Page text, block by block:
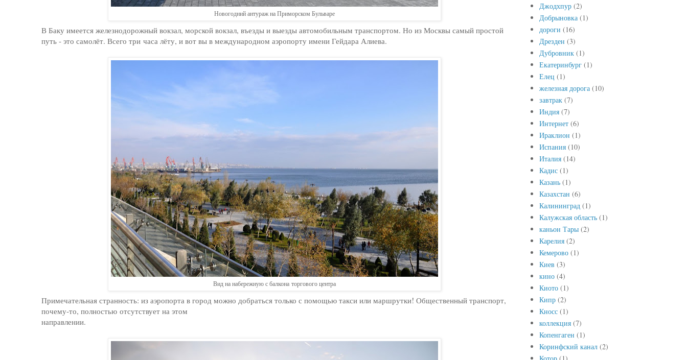
Новогодний антураж на Приморском Бульваре
В Баку имеется железнодорожный вокзал, морской вокзал, въезды и выезды автомобильным транспортом. Но из Москвы самый простой
путь - это самолёт. Всего три часа лёту, и вот вы в международном аэропорту имени Гейдара Алиева.
Вид на набережную с балкона торгового центра
Примечательная странность: из аэропорта в город можно добраться только с помощью такси или маршрутки! Общественный транспорт,
почему-то, полностью отсутствует на этом
направлении.
Джодхпур (2)
Добрыновка (1)
дороги (16)
Дрезден (3)
Дубровник (1)
Екатеринбург (1)
Елец (1)
железная дорога (10)
завтрак (7)
Индия (7)
Интернет (6)
Ираклион (1)
Испания (10)
Италия (14)
Кадис (1)
Казань (1)
Казахстан (6)
Калининград (1)
Калужская область (1)
каньон Тары (2)
Карелия (2)
Кемерово (1)
Киев (3)
кино (4)
Киото (1)
Кипр (2)
Кносс (1)
коллекция (7)
Копенгаген (1)
Коринфский канал (2)
Котор (1)